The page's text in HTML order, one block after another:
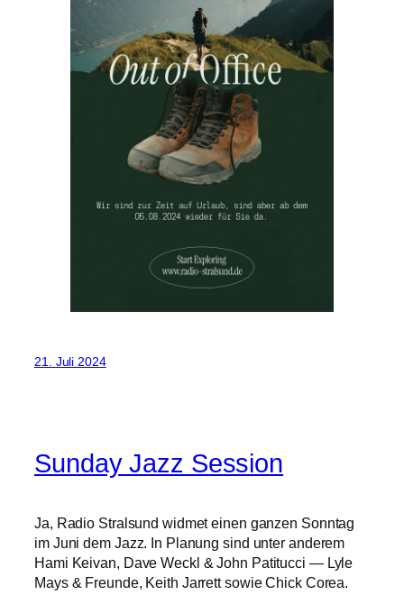
21. Juli 2024
Sunday Jazz Session
Ja, Radio Stralsund widmet einen ganzen Sonntag
im Juni dem Jazz. In Planung sind unter anderem
Hami Keivan, Dave Weckl & John Patitucci — Lyle
Mays & Freunde, Keith Jarrett sowie Chick Corea.